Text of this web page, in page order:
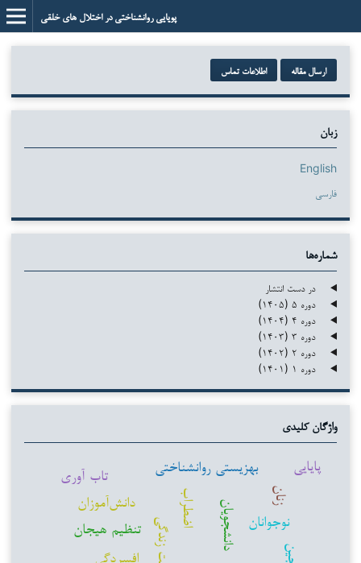
پویایی روانشناختی در اختلال های خلقی
ارسال مقاله اطلاعات تماس
زبان
English
فارسی
شماره‌ها
در دست انتشار
دوره ۵ (۱۴۰۵)
دوره ۴ (۱۴۰۴)
دوره ۳ (۱۴۰۳)
دوره ۲ (۱۴۰۲)
دوره ۱ (۱۴۰۱)
واژگان کلیدی
اضطراب دانشجویان نوجوانان
افسردگی
بهزیستی روانشناختی
دانش‌آموزان
زنان
تنظیم هیجان
تاب آوری پایایی